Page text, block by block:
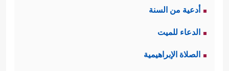
أدعية من السنة
الدعاء للميت
الصلاة الإبراهيمية